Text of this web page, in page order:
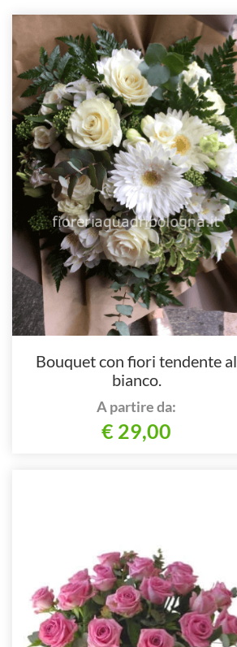
Bouquet con fiori tendente al
bianco.
A partire da:
€ 29,00